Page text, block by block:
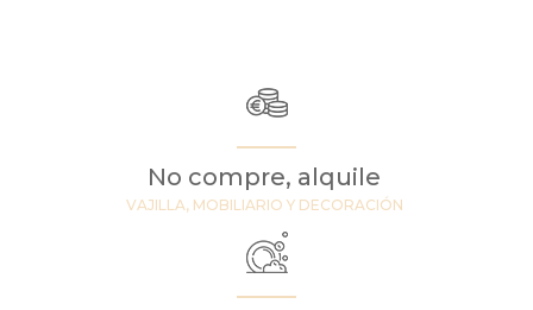
No compre, alquile
VAJILLA, MOBILIARIO Y DECORACIÓN